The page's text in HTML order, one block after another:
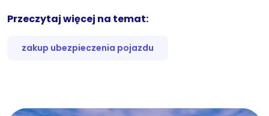
Przeczytaj więcej na temat:
zakup ubezpieczenia pojazdu